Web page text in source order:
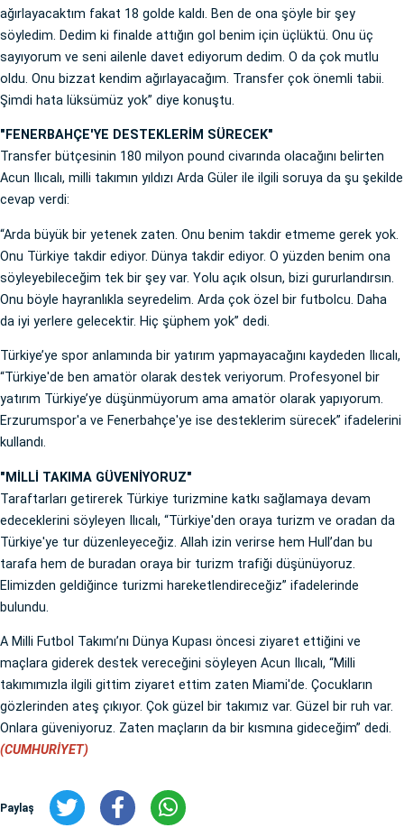
ağırlayacaktım fakat 18 golde kaldı. Ben de ona şöyle bir şey
söyledim. Dedim ki finalde attığın gol benim için üçlüktü. Onu üç
sayıyorum ve seni ailenle davet ediyorum dedim. O da çok mutlu
oldu. Onu bizzat kendim ağırlayacağım. Transfer çok önemli tabii.
Şimdi hata lüksümüz yok” diye konuştu.
"FENERBAHÇE'YE DESTEKLERİM SÜRECEK"
Transfer bütçesinin 180 milyon pound civarında olacağını belirten
Acun Ilıcalı, milli takımın yıldızı Arda Güler ile ilgili soruya da şu şekilde
cevap verdi:
“Arda büyük bir yetenek zaten. Onu benim takdir etmeme gerek yok.
Onu Türkiye takdir ediyor. Dünya takdir ediyor. O yüzden benim ona
söyleyebileceğim tek bir şey var. Yolu açık olsun, bizi gururlandırsın.
Onu böyle hayranlıkla seyredelim. Arda çok özel bir futbolcu. Daha
da iyi yerlere gelecektir. Hiç şüphem yok” dedi.
Türkiye’ye spor anlamında bir yatırım yapmayacağını kaydeden Ilıcalı,
“Türkiye'de ben amatör olarak destek veriyorum. Profesyonel bir
yatırım Türkiye’ye düşünmüyorum ama amatör olarak yapıyorum.
Erzurumspor'a ve Fenerbahçe'ye ise desteklerim sürecek” ifadelerini
kullandı.
"MİLLİ TAKIMA GÜVENİYORUZ"
Taraftarları getirerek Türkiye turizmine katkı sağlamaya devam
edeceklerini söyleyen Ilıcalı, “Türkiye'den oraya turizm ve oradan da
Türkiye'ye tur düzenleyeceğiz. Allah izin verirse hem Hull’dan bu
tarafa hem de buradan oraya bir turizm trafiği düşünüyoruz.
Elimizden geldiğince turizmi hareketlendireceğiz” ifadelerinde
bulundu.
A Milli Futbol Takımı’nı Dünya Kupası öncesi ziyaret ettiğini ve
maçlara giderek destek vereceğini söyleyen Acun Ilıcalı, “Milli
takımımızla ilgili gittim ziyaret ettim zaten Miami'de. Çocukların
gözlerinden ateş çıkıyor. Çok güzel bir takımız var. Güzel bir ruh var.
Onlara güveniyoruz. Zaten maçların da bir kısmına gideceğim” dedi.
(CUMHURİYET)
Paylaş